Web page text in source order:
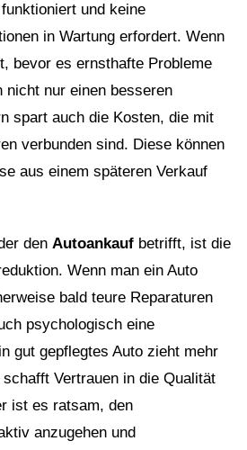
und keine
in Wartung erfordert. Wenn
bevor es ernsthafte Probleme
nur einen besseren
spart auch die Kosten, die mit
verbunden sind. Diese können
aus einem späteren Verkauf
den Autoankauf betrifft, ist die
Wenn man ein Auto
bald teure Reparaturen
psychologisch eine
gut gepflegtes Auto zieht mehr
Vertrauen in die Qualität
ist es ratsam, den
anzugehen und